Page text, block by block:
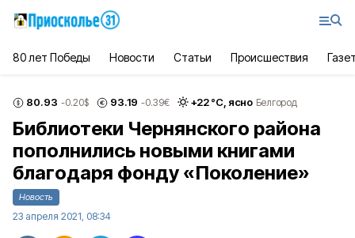
80 лет Победы Новости Статьи Происшествия
80.93 -0.20$ 93.19 -0.39€ +22°С, ясно Белгород
Библиотеки Чернянского района
пополнились новыми книгами
благодаря фонду «Поколение»
Новость
23 апреля 2021, 08:34